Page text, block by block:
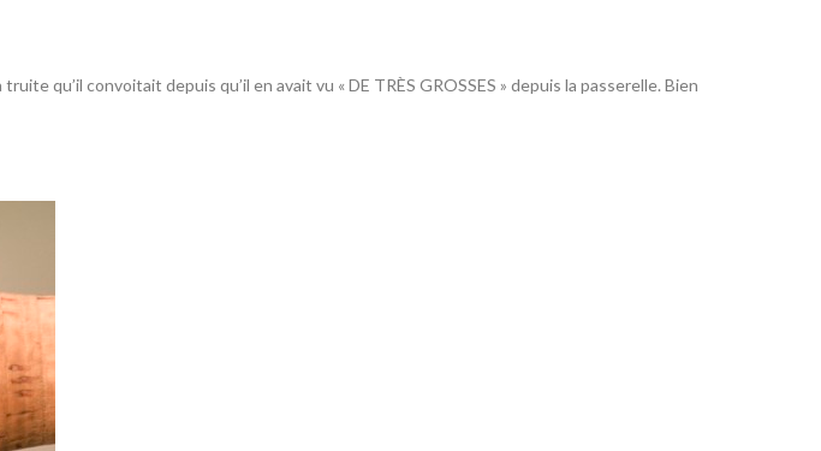
qu’il convoitait depuis qu’il en avait vu « DE TRÈS GROSSES » depuis la passerelle. Bien